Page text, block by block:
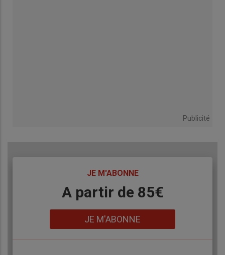
Publicité
JE M'ABONNE
A partir de 85€
JE M'ABONNE